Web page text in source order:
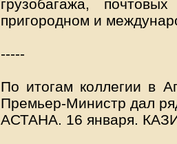
грузобагажа,
пригородном и
-----
По итогам коллегии в
Премьер-Министр дал
АСТАНА. 16 января.